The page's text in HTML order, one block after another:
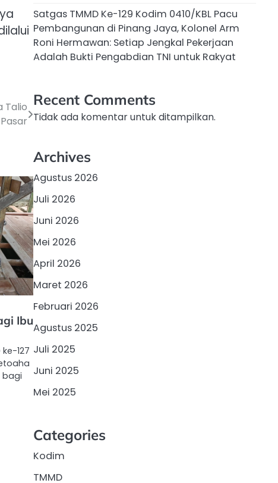
Talio
Ibu
127
bagi
Satgas TMMD Ke-129 Kodim 0410/KBL Pacu
Pembangunan di Pinang Jaya, Kolonel Arm
Roni Hermawan: Setiap Jengkal Pekerjaan
Adalah Bukti Pengabdian TNI untuk Rakyat
Recent Comments
Tidak ada komentar untuk ditampilkan.
Archives
Agustus 2026
Juli 2026
Juni 2026
Mei 2026
April 2026
Maret 2026
Februari 2026
Agustus 2025
Juli 2025
Juni 2025
Mei 2025
Categories
Kodim
TMMD